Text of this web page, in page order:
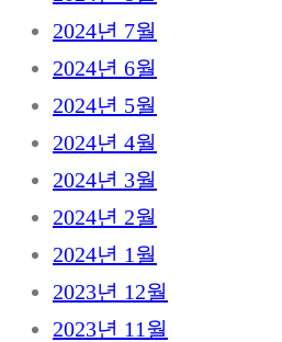
2024년 7월
2024년 6월
2024년 5월
2024년 4월
2024년 3월
2024년 2월
2024년 1월
2023년 12월
2023년 11월